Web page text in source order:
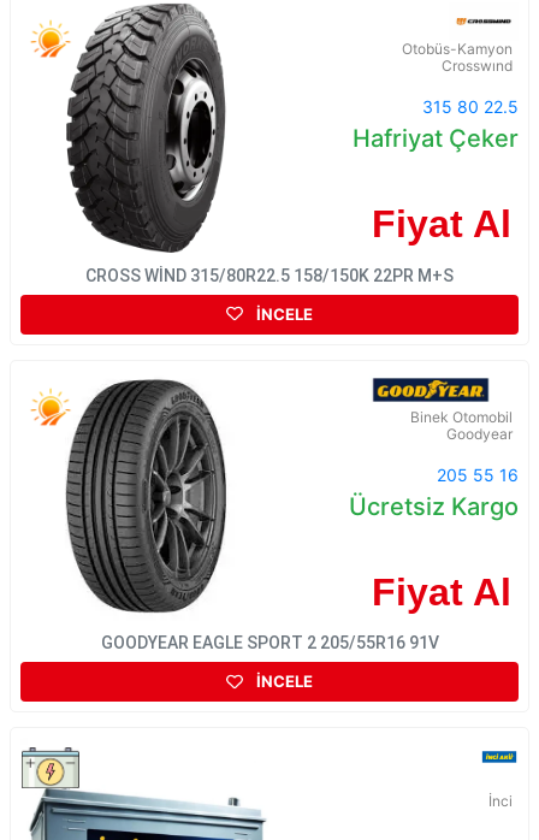
Otobüs-Kamyon
Crosswınd
315 80 22.5
Hafriyat Çeker
Fiyat Al
CROSS WİND 315/80R22.5 158/150K 22PR M+S
İNCELE
Binek Otomobil
Goodyear
205 55 16
Ücretsiz Kargo
Fiyat Al
GOODYEAR EAGLE SPORT 2 205/55R16 91V
İNCELE
İnci